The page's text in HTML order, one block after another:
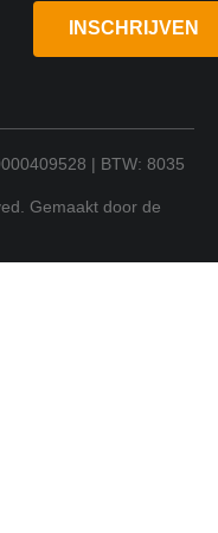
INSCHRIJVEN
| BTW: 8035
Gemaakt door de